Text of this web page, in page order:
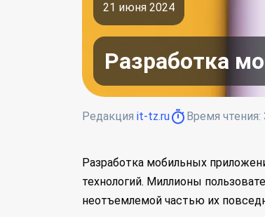
21 июня 2024
Разработка
Редакция it-tz.ru Время чтения:
Разработка мобильных
технологий. Миллионы
неотъемлемой частью их